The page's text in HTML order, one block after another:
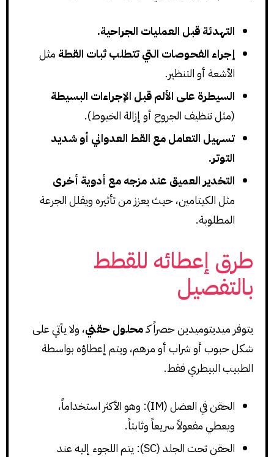
التهدئة قبل العمليات الجراحية.
إجراء الفحوصات التي تتطلب ثبات القطة مثل
الأشعة أو التنظير.
السيطرة على الألم قبل الإجراءات البسيطة
(مثل تنظيف الجروح أو إزالة الخيوط).
تسهيل التعامل مع القط العدواني أو شديد
التوتر.
التخدير العميق عند مزجه مع أدوية أخرى
مثل الكيتامين، حيث يعزز من تأثيره ويقلل الجرعة
المطلوبة.
طرق إعطائه للقطط
بالتفصيل
يتوفر ميديتوميدين حصراً كـمحلول حقني، ولا يأتي على
شكل حبوب أو شراب أو مرهم، ويتم إعطاؤه بواسطة
الطبيب البيطري فقط.
الحقن في العضل (IM): وهو الأكثر استخداماً،
ويعطي مفعولاً سريعاً وثابتاً.
الحقن تحت الجلد (SC): يتم اللجوء إليه عند